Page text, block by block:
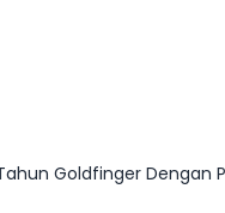
Goldfinger Dengan